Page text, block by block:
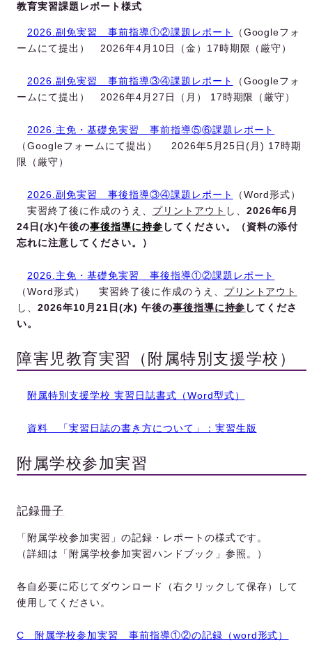
教育実習課題レポート様式
2026.副免実習＿事前指導①②課題レポート
（Googleフォ
ームにて提出） 2026年4月10日（金）17時期限（厳守）
2026.副免実習＿事前指導③④課題レポート
（Googleフォ
ームにて提出） 2026年4月27日（月） 17時期限（厳守）
2026.主免・基礎免実習 事前指導⑤⑥課題レポート
（Googleフォームにて提出） 2026年5月25日(月) 17時期
限（厳守）
2026.副免実習 事後指導③④課題レポート
（Word形式）
実習終了後に作成のうえ、 プリントアウト し、 2026年6月
24日(水)午後の事後指導に持参 してください。（資料の添付
忘れに注意してください。）
2026.主免・基礎免実習 事後指導①②課題レポート
（Word形式） 実習終了後に作成のうえ、 プリントアウト
し、 2026年10月21日(水) 午後の事後指導に持参 してくださ
い。
障害児教育実習（附属特別支援学校）
附属特別支援学校 実習日誌書式（Word型式）
資料 「実習日誌の書き方について」：実習生版
附属学校参加実習
記録冊子
「附属学校参加実習」の記録・レポートの様式です。
（詳細は「附属学校参加実習ハンドブック」参照。）
各自必要に応じてダウンロード（右クリックして保存）して
使用してください。
C 附属学校参加実習 事前指導①②の記録（word形式）